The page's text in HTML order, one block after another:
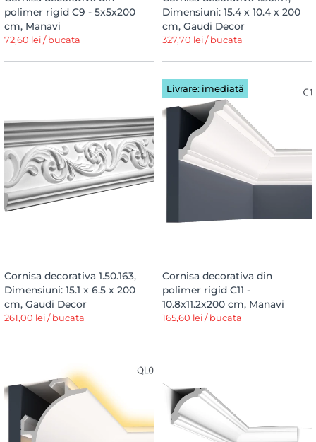
polimer rigid C9 - 5x5x200
cm, Manavi
72,60 lei / bucata
Dimensiuni: 15.4 x 10.4 x 200
cm, Gaudi Decor
327,70 lei / bucata
Cornisa decorativa 1.50.163,
Dimensiuni: 15.1 x 6.5 x 200
cm, Gaudi Decor
261,00 lei / bucata
Livrare: imediată
Cornisa decorativa din
polimer rigid C11 -
10.8x11.2x200 cm, Manavi
165,60 lei / bucata